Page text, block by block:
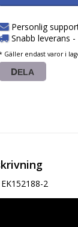
Personlig
Snabb leverans
Gäller endast varor i
DELA
2